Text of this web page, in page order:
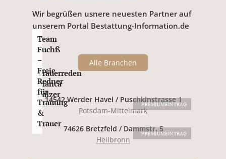
Wir begrüßen usnere neuesten Partner auf
unserem Portal Bestattung-Information.de
Alle Branchen
PREMIUMEINTRAG
Trauerreden
Bianca
Balzer
14542 Werder Havel / Puschkinstrasse 1
Potsdam-Mittelmark
PREMIUMEINTRAG
Team
Fuchß
–
Freie
Redner
für
Trauung
&
Trauer
74626 Bretzfeld / Dammstr. 5
Heilbronn